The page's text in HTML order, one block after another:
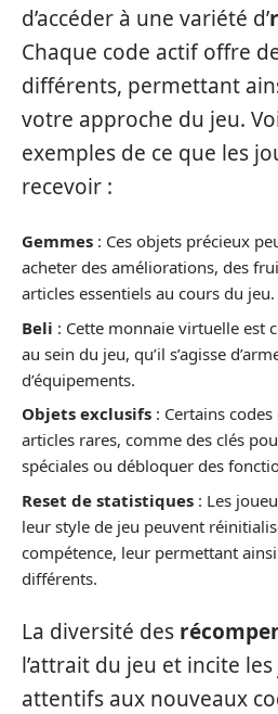
d’accéder à une variété d’
Chaque code actif offre
différents, permettant
votre approche du jeu.
exemples de ce que les
recevoir :
Gemmes : Ces objets précieux
acheter des améliorations, des
articles essentiels au cours du jeu.
Beli : Cette monnaie virtuelle est
au sein du jeu, qu’il s’agisse
d’équipements.
Objets exclusifs : Certains
articles rares, comme des clés
spéciales ou débloquer des
Reset de statistiques : Les
leur style de jeu peuvent
compétence, leur permettant
différents.
La diversité des
l’attrait du jeu et incite
attentifs aux nouveaux